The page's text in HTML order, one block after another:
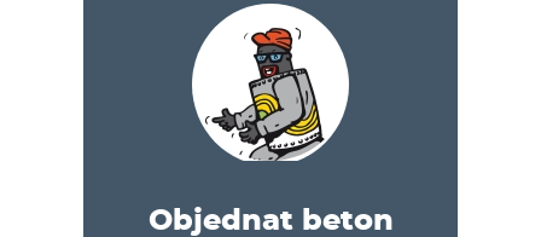
Objednat beton